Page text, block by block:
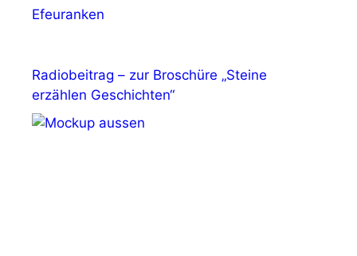
Radiobeitrag – zur Broschüre „Steine
erzählen Geschichten“